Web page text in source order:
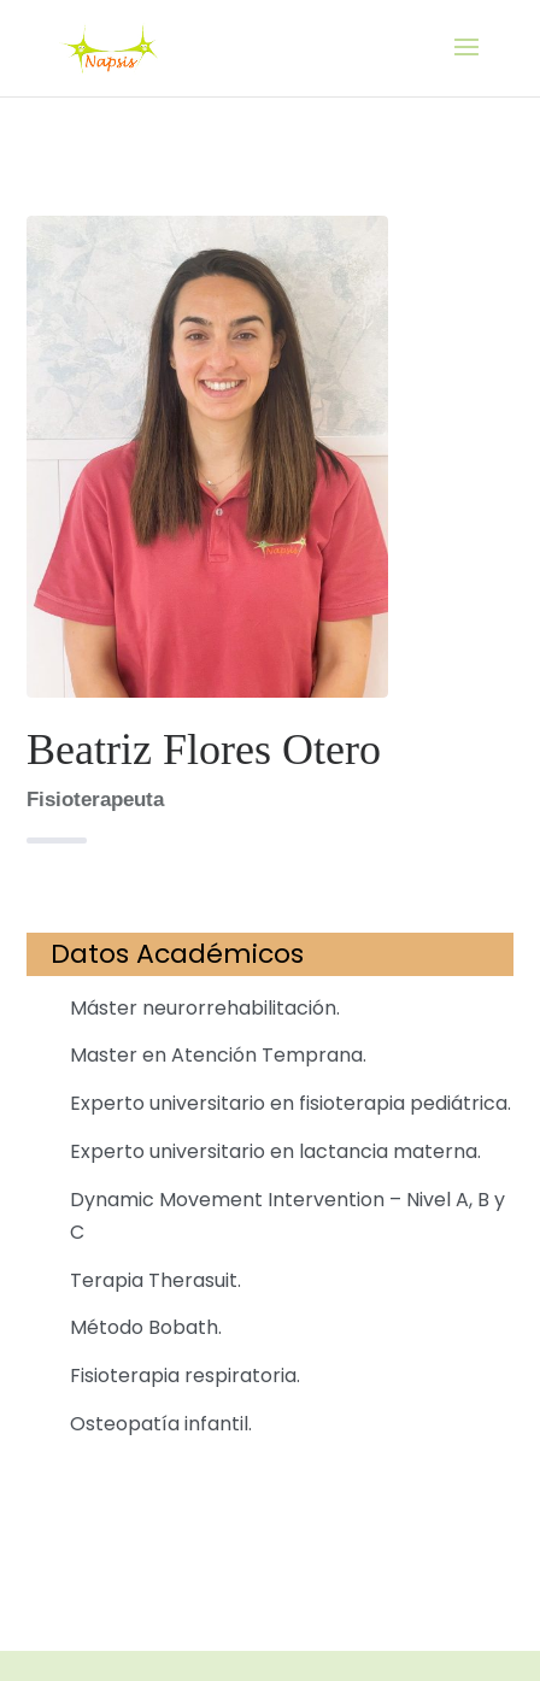
Beatriz Flores Otero
Fisioterapeuta
Datos Académicos
Máster neurorrehabilitación.
Master en Atención Temprana.
Experto universitario en fisioterapia pediátrica.
Experto universitario en lactancia materna.
Dynamic Movement Intervention – Nivel A, B y
C
Terapia Therasuit.
Método Bobath.
Fisioterapia respiratoria.
Osteopatía infantil.